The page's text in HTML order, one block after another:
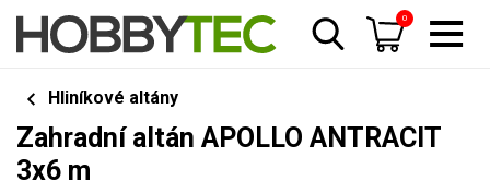
0
Hliníkové altány
Zahradní altán APOLLO ANTRACIT
3x6 m